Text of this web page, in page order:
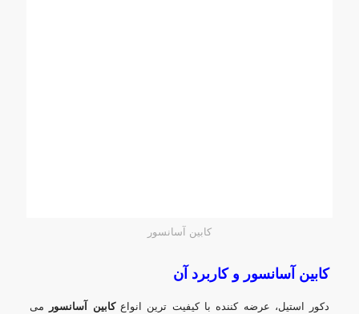
کابین آسانسور
کابین آسانسور و کاربرد آن
دکور استیل، عرضه کننده با کیفیت ترین انواع کابین آسانسور
می